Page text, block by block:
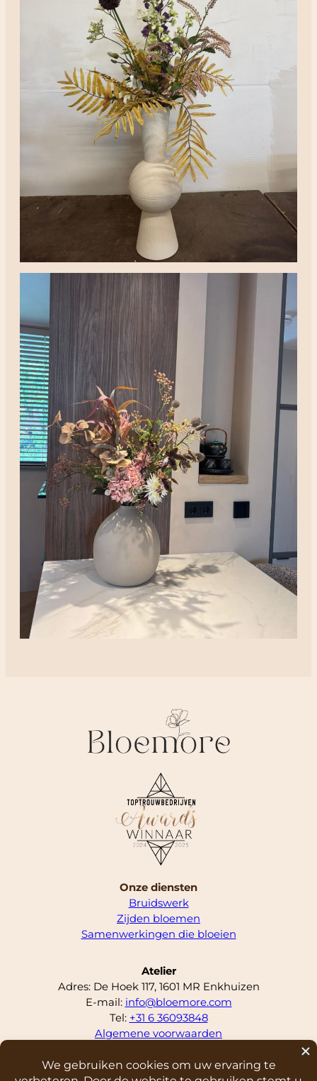
Onze diensten
Bruidswerk
Zijden bloemen
Samenwerkingen die bloeien
Atelier
Adres: De Hoek 117, 1601 MR Enkhuizen
E-mail: info@bloemore.com
Tel: +31 6 36093848
Algemene voorwaarden
LinkedIn Facebook Instagram